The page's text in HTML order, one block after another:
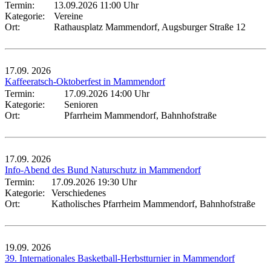
Termin:
13.09.2026 11:00 Uhr
Kategorie:
Vereine
Ort:
Rathausplatz Mammendorf, Augsburger Straße 12
17.09. 2026
Kaffeeratsch-Oktoberfest in Mammendorf
Termin:
17.09.2026 14:00 Uhr
Kategorie:
Senioren
Ort:
Pfarrheim Mammendorf, Bahnhofstraße
17.09. 2026
Info-Abend des Bund Naturschutz in Mammendorf
Termin:
17.09.2026 19:30 Uhr
Kategorie:
Verschiedenes
Ort:
Katholisches Pfarrheim Mammendorf, Bahnhofstraße
19.09. 2026
39. Internationales Basketball-Herbstturnier in Mammendorf